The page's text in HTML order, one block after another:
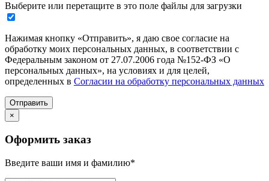
Выберите или перетащите в это поле файлы для загрузки
Нажимая кнопку «Отправить», я даю свое согласие на
обработку моих персональных данных, в соответствии с
Федеральным законом от 27.07.2006 года №152-ФЗ «О
персональных данных», на условиях и для целей,
определенных в Согласии на обработку персональных данных
Отправить
×
Оформить заказ
Введите ваши имя и фамилию*